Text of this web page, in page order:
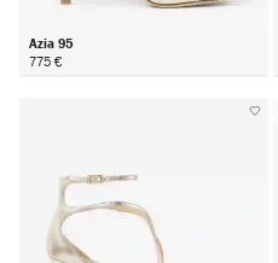
Azia 95
775 €